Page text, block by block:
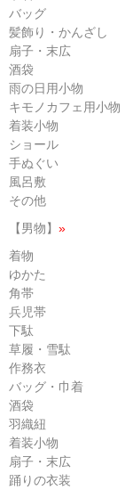
バッグ
髪飾り・かんざし
扇子・末広
酒袋
雨の日用小物
キモノカフェ用小物
着装小物
ショール
手ぬぐい
風呂敷
その他
【男物】 »
着物
ゆかた
角帯
兵児帯
下駄
草履・雪駄
作務衣
バッグ・巾着
酒袋
羽織紐
着装小物
扇子・末広
踊りの衣装